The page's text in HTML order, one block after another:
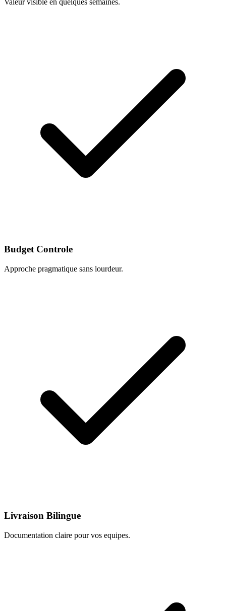
Valeur visible en quelques semaines.
Budget Controle
Approche pragmatique sans lourdeur.
Livraison Bilingue
Documentation claire pour vos equipes.